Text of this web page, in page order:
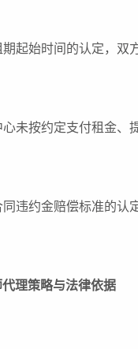
期起始时间的认定，双
未按约定支付租金、
违约金赔偿标准的认
理策略与法律依据